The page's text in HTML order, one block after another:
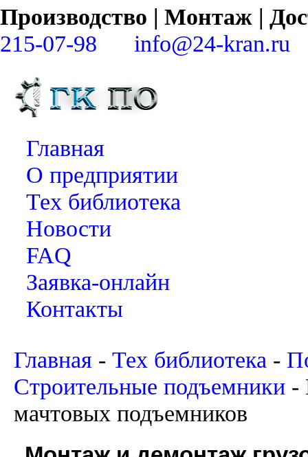
Производство | Монтаж |
215-07-98
info@24-kran.ru
Главная
О предприятии
Тех библиотека
Новости
FAQ
Заявка-онлайн
Контакты
Главная - Тех библиотека -
Строительные подъемники -
мачтовых подъемников